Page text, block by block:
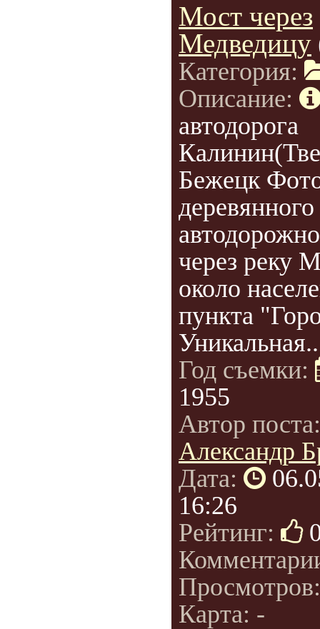
Мост через
Медведицу
Категория:
Описание:
автодорога
Бежецк
деревянного
через реку
около
пункта
Год съемки:
1955
Автор
Александр
Дата:
16:26
Рейтинг:
Карта: -